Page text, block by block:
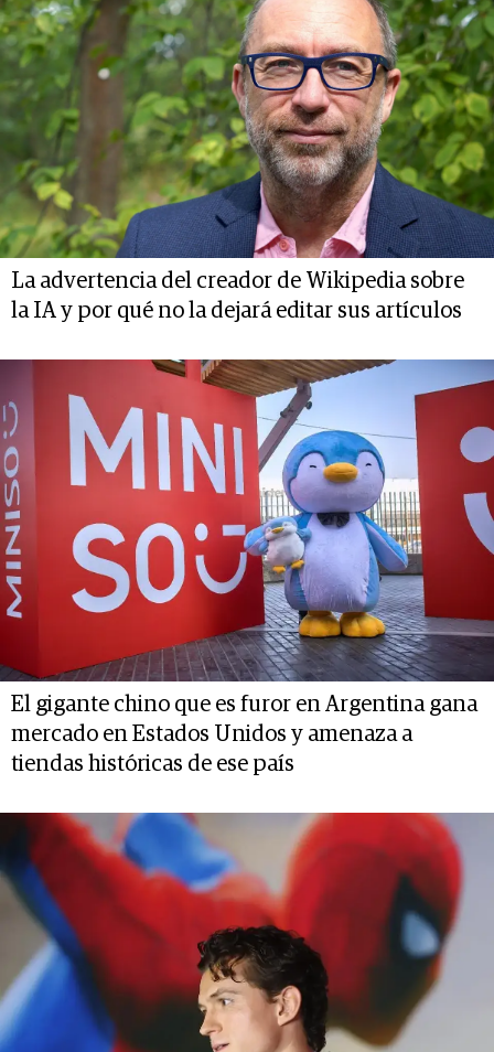
La advertencia del creador de Wikipedia sobre
la IA y por qué no la dejará editar sus artículos
El gigante chino que es furor en Argentina gana
mercado en Estados Unidos y amenaza a
tiendas históricas de ese país